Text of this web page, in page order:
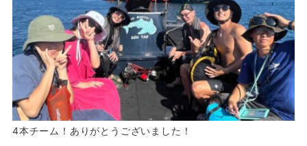
4本チーム！ありがとうございました！